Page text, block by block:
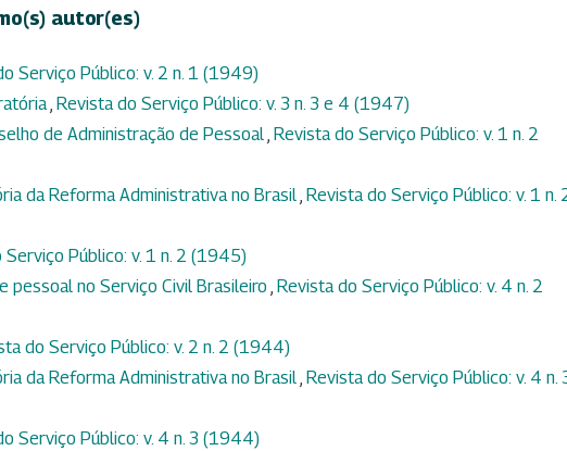
autor(es)
Serviço Público: v. 2 n. 1 (1949)
, Revista do Serviço Público: v. 3 n. 3 e 4 (1947)
de Administração de Pessoal, Revista do Serviço Público: v. 1 n. 2
da Reforma Administrativa no Brasil, Revista do Serviço Público: v. 1 n.
Serviço Público: v. 1 n. 2 (1945)
pessoal no Serviço Civil Brasileiro , Revista do Serviço Público: v. 4 n. 2
do Serviço Público: v. 2 n. 2 (1944)
da Reforma Administrativa no Brasil, Revista do Serviço Público: v. 4 n.
Serviço Público: v. 4 n. 3 (1944)